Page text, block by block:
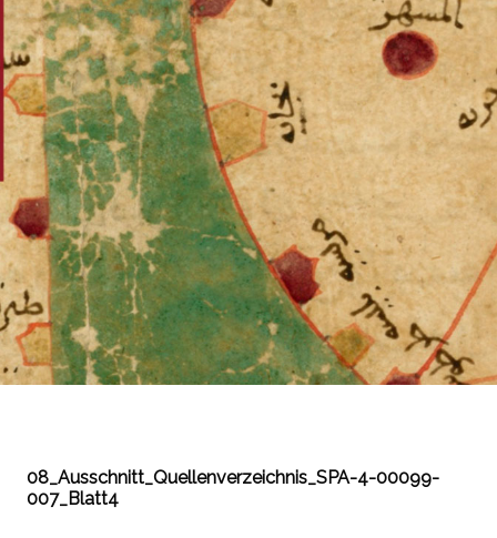
08_Ausschnitt_Quellenverzeichnis_SPA-4-00099-
007_Blatt4